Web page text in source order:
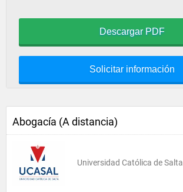
Descargar PDF
Solicitar información
Abogacía (A distancia)
Universidad Católica de Salta